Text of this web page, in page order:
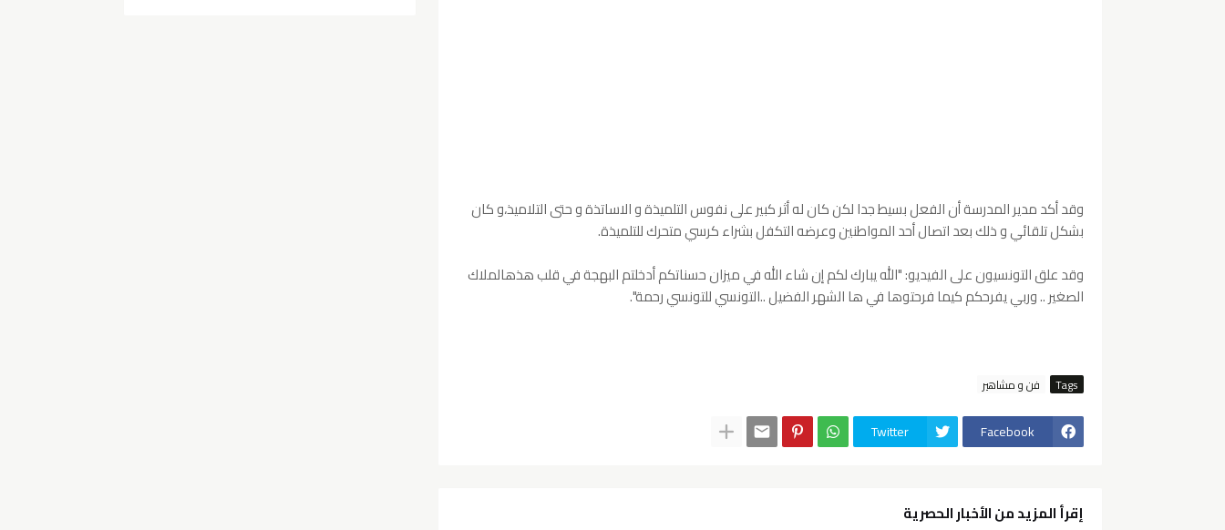
وقد أكد مدير المدرسة أن الفعل بسيط جدا لكن كان له أثر كبير على نفوس التلميذة و الاساتذة و حتى التلاميذ،و كان
بشكل تلقائي و ذلك بعد اتصال أحد المواطنين وعرضه التكفل بشراء كرسي متحرك للتلميذة.
وقد علق التونسيون على الفيديو: "الله يبارك لكم إن شاء الله في ميزان حسناتكم أدخلتم البهجة في قلب هذهالملاك
الصغير .. وربي يفرحكم كيما فرحتوها في ها الشهر الفضيل ..التونسي للتونسي رحمة".
Tags فن و مشاهير
Facebook
Twitter
إقرأ المزيد من الأخبار الحصرية